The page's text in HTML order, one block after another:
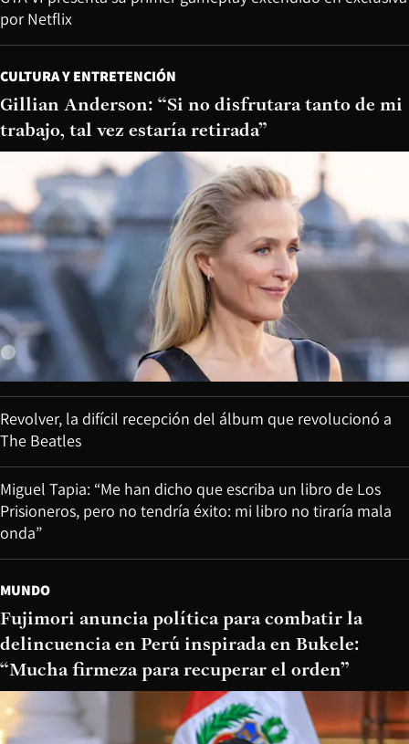
por Netflix
CULTURA Y ENTRETENCIÓN
Gillian Anderson: “Si no disfrutara tanto de mi
trabajo, tal vez estaría retirada”
Revolver, la difícil recepción del álbum que revolucionó a
The Beatles
Miguel Tapia: “Me han dicho que escriba un libro de Los
Prisioneros, pero no tendría éxito: mi libro no tiraría mala
onda”
MUNDO
Fujimori anuncia política para combatir la
delincuencia en Perú inspirada en Bukele:
“Mucha firmeza para recuperar el orden”